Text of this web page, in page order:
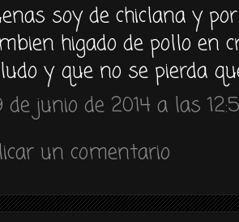
soy de chiclana y
higado de pollo en
y que no se pierda
de junio de 2014 a las
un comentario